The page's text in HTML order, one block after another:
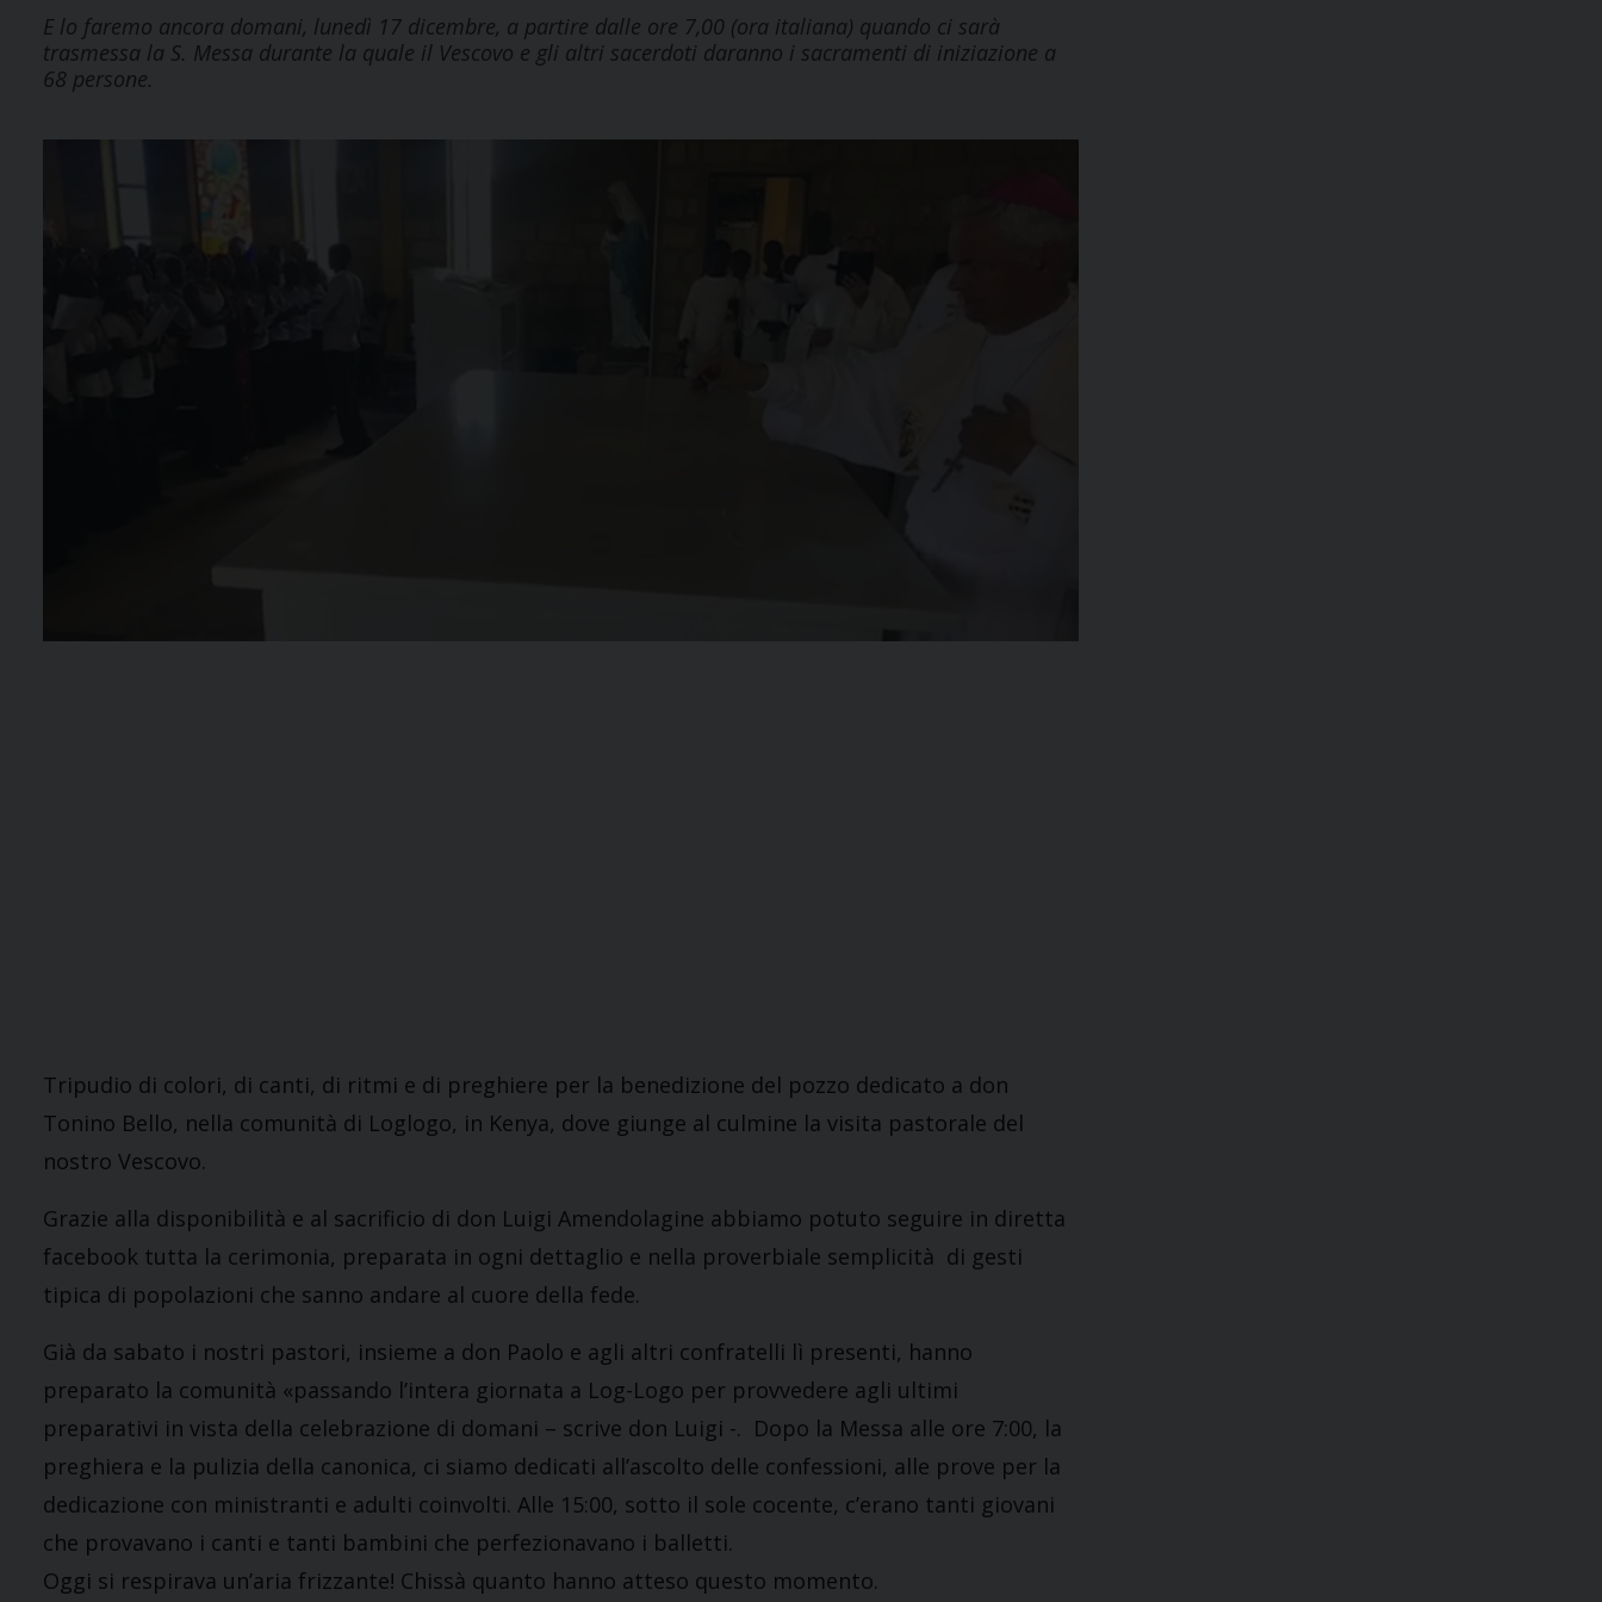
E lo faremo ancora domani, lunedì 17 dicembre, a partire dalle ore 7,00 (ora italiana) quando ci sarà
trasmessa la S. Messa durante la quale il Vescovo e gli altri sacerdoti daranno i sacramenti di iniziazione a
68 persone.
Tripudio di colori, di canti, di ritmi e di preghiere per la benedizione del pozzo dedicato a don
Tonino Bello, nella comunità di Loglogo, in Kenya, dove giunge al culmine la visita pastorale del
nostro Vescovo.
Grazie alla disponibilità e al sacrificio di don Luigi Amendolagine abbiamo potuto seguire in diretta
facebook tutta la cerimonia, preparata in ogni dettaglio e nella proverbiale semplicità di gesti
tipica di popolazioni che sanno andare al cuore della fede.
Già da sabato i nostri pastori, insieme a don Paolo e agli altri confratelli lì presenti, hanno
preparato la comunità «passando l’intera giornata a Log-Logo per provvedere agli ultimi
preparativi in vista della celebrazione di domani – scrive don Luigi -. Dopo la Messa alle ore 7:00, la
preghiera e la pulizia della canonica, ci siamo dedicati all’ascolto delle confessioni, alle prove per la
dedicazione con ministranti e adulti coinvolti. Alle 15:00, sotto il sole cocente, c’erano tanti giovani
che provavano i canti e tanti bambini che perfezionavano i balletti.
Oggi si respirava un’aria frizzante! Chissà quanto hanno atteso questo momento.